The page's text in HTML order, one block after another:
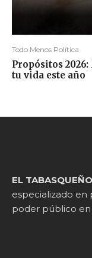
Todo Menos Política
Propósitos
tu vida este año
EL TABASQUEÑO
especializado en
poder público en